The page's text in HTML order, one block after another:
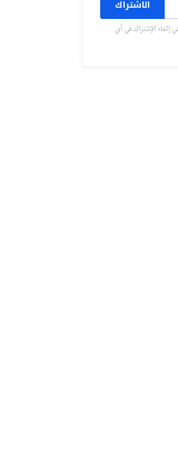
الاشتراك
إلغاء الإشتراك في أي